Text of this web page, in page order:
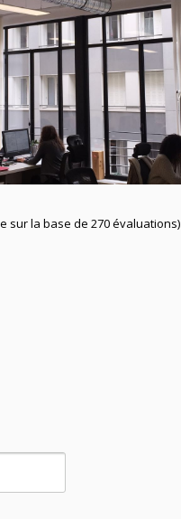
sur la base de 270 évaluations)